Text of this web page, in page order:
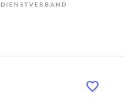
DIENSTVERBAND